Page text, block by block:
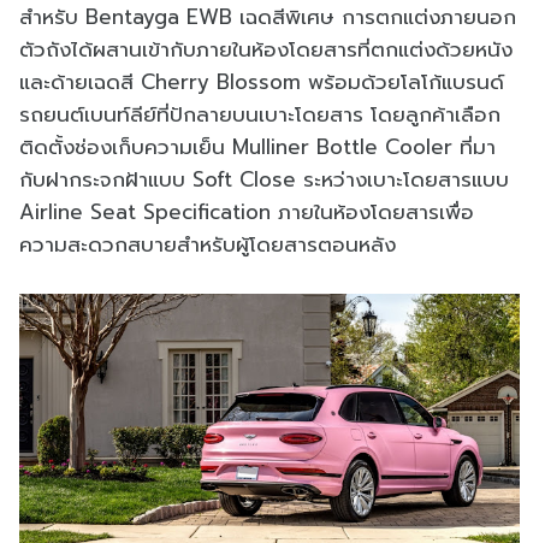
สำหรับ Bentayga EWB เฉดสีพิเศษ การตกแต่งภายนอก
ตัวถังได้ผสานเข้ากับภายในห้องโดยสารที่ตกแต่งด้วยหนัง
และด้ายเฉดสี Cherry Blossom พร้อมด้วยโลโก้แบรนด์
รถยนต์เบนท์ลีย์ที่ปักลายบนเบาะโดยสาร โดยลูกค้าเลือก
ติดตั้งช่องเก็บความเย็น Mulliner Bottle Cooler ที่มา
กับฝากระจกฝ้าแบบ Soft Close ระหว่างเบาะโดยสารแบบ
Airline Seat Specification ภายในห้องโดยสารเพื่อ
ความสะดวกสบายสำหรับผู้โดยสารตอนหลัง